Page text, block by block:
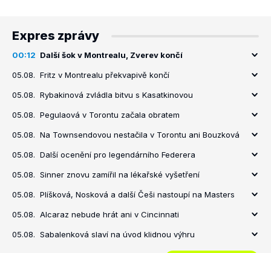
Expres zprávy
00:12 Další šok v Montrealu, Zverev končí
05.08. Fritz v Montrealu překvapivě končí
05.08. Rybakinová zvládla bitvu s Kasatkinovou
05.08. Pegulaová v Torontu začala obratem
05.08. Na Townsendovou nestačila v Torontu ani Bouzková
05.08. Další ocenění pro legendárního Federera
05.08. Sinner znovu zamířil na lékařské vyšetření
05.08. Plíšková, Nosková a další Češi nastoupí na Masters
05.08. Alcaraz nebude hrát ani v Cincinnati
05.08. Sabalenková slaví na úvod klidnou výhru